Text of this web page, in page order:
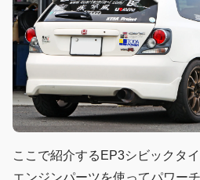
ここで紹介するEP3シビックタ
エンジンパーツを使ってパワー